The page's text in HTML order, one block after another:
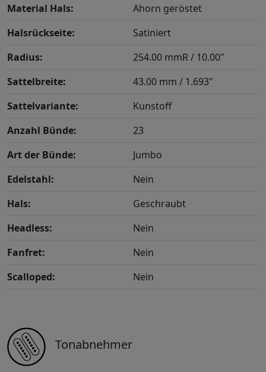
Material Hals:
Ahorn geröstet
Halsrückseite:
Satiniert
Radius:
254.00 mmR / 10.00"
Sattelbreite:
43.00 mm / 1.693"
Sattelvariante:
Kunstoff
Anzahl Bünde:
23
Art der Bünde:
Jumbo
Edelstahl:
Nein
Hals:
Geschraubt
Headless:
Nein
Fanfret:
Nein
Scalloped:
Nein
Tonabnehmer